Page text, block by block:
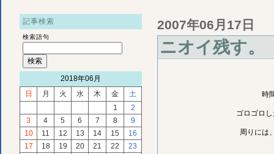
記事検索
検索語句
2018年06月
日
月 火 水 木 金
土
1
2
3
4 5 6 7 8
9
10
11 12 13 14 15
16
17
18 19 20 21 22
23
2007年06月17日
ニオイ残す。
時
ゴロゴロ
周りには